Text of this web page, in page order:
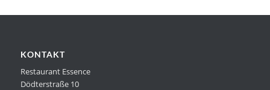
KONTAKT
Restaurant Essence
Dödterstraße 10